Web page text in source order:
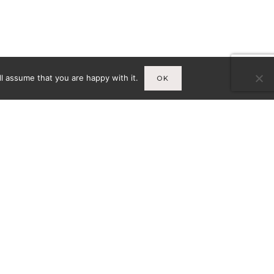
that you are happy with it. OK